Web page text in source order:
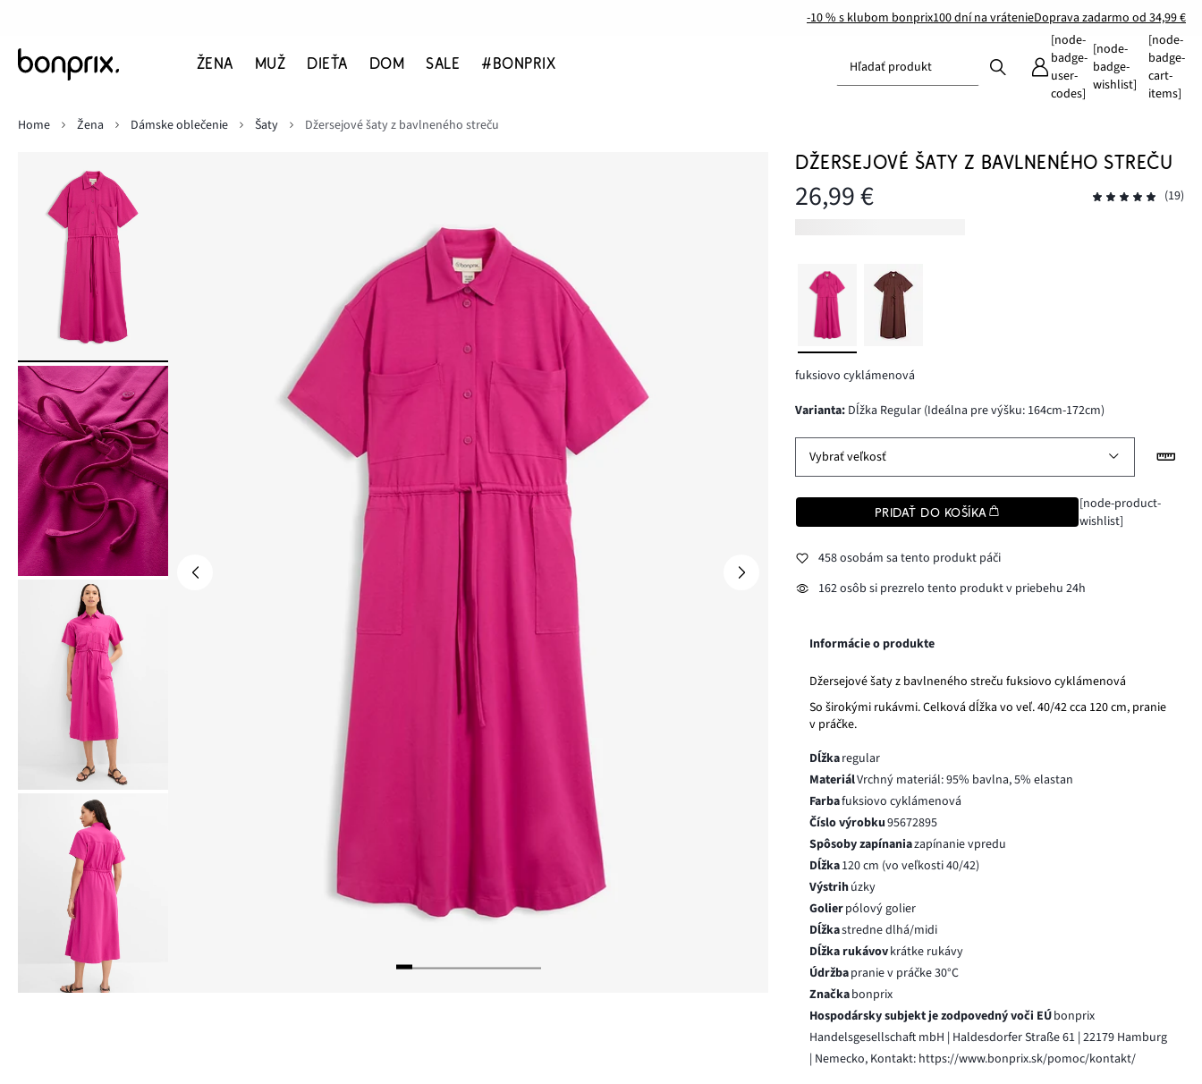
-10 % s klubom bonprix100 dní na vrátenieDoprava zadarmo od 34,99 €
ŽENA MUŽ DIEŤA DOM SALE #BONPRIX Hľadať produkt
[node-
badge-
user-
codes]
[node-
badge-
wishlist]
[node-
badge-
cart-
items]
Home
Žena Dámske oblečenie Šaty Džersejové šaty z bavlneného streču
DŽERSEJOVÉ ŠATY Z BAVLNENÉHO STREČU
26,99 € (19)
fuksiovo cyklámenová
varianta: Dĺžka Regular (Ideálna pre výšku: 164cm-172cm)
Vybrať veľkosť
PRIDAŤ DO KOŠÍKA
[node-product-
wishlist]
458 osobám sa tento produkt páči
162 osôb si prezrelo tento produkt v priebehu 24h
Informácie o produkte
Džersejové šaty z bavlneného streču fuksiovo cyklámenová
So širokými rukávmi. Celková dĺžka vo veľ. 40/42 cca 120 cm, pranie
v práčke.
Dĺžkaregular
MateriálVrchný materiál: 95% bavlna, 5% elastan
Farbafuksiovo cyklámenová
Číslo výrobku95672895
Spôsoby zapínaniazapínanie vpredu
Dĺžka120 cm (vo veľkosti 40/42)
Výstrihúzky
Golierpólový golier
Dĺžkastredne dlhá/midi
Dĺžka rukávovkrátke rukávy
Údržbapranie v práčke 30°C
Značkabonprix
Hospodársky subjekt je zodpovedný voči EÚbonprix
Handelsgesellschaft mbH | Haldesdorfer Straße 61 | 22179 Hamburg
| Nemecko, Kontakt: https://www.bonprix.sk/pomoc/kontakt/